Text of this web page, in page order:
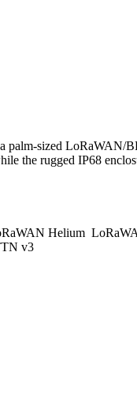
sized LoRaWAN/
the rugged IP68
Helium
v3